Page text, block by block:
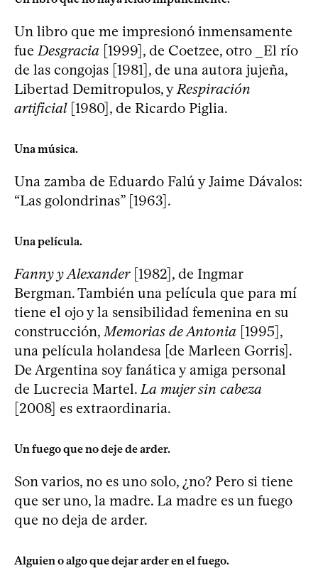
Un libro que me impresionó inmensamente
fueDesgracia [1999], de Coetzee, otro _El río
de las congojas [1981], de una autora jujeña,
Libertad Demitropulos, yRespiración
artificial[1980], de Ricardo Piglia.
Una música.
Una zamba de Eduardo Falú y Jaime Dávalos:
“Las golondrinas” [1963].
Una película.
Fanny y Alexander[1982], de Ingmar
Bergman. También una película que para mí
tiene el ojo y la sensibilidad femenina en su
construcción,Memorias de Antonia [1995],
una película holandesa [de Marleen Gorris].
De Argentina soy fanática y amiga personal
de Lucrecia Martel.La mujer sin cabeza
[2008] es extraordinaria.
Un fuego que no deje de arder.
Son varios, no es uno solo, ¿no? Pero si tiene
que ser uno, la madre. La madre es un fuego
que no deja de arder.
Alguien o algo que dejar arder en el fuego.